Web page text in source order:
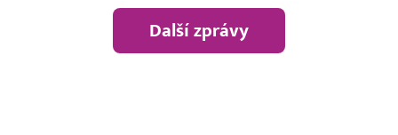
Další zprávy